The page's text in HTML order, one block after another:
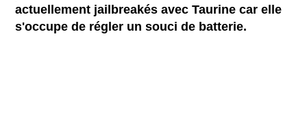
actuellement jailbreakés avec Taurine car elle
s'occupe de régler un souci de batterie.